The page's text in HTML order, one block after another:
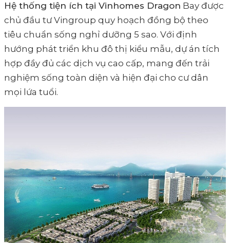
Hệ thống tiện ích tại Vinhomes Dragon Bay được
chủ đầu tư Vingroup quy hoạch đồng bộ theo
tiêu chuẩn sống nghỉ dưỡng 5 sao. Với định
hướng phát triển khu đô thị kiểu mẫu, dự án tích
hợp đầy đủ các dịch vụ cao cấp, mang đến trải
nghiệm sống toàn diện và hiện đại cho cư dân
mọi lứa tuổi.